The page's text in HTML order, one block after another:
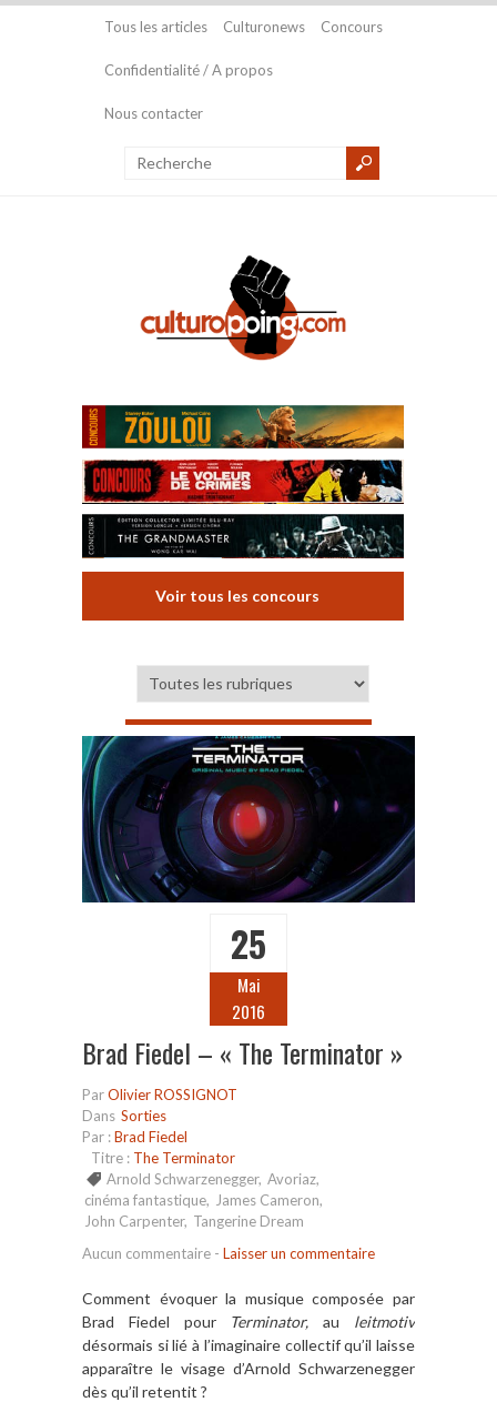
Tous les articles Culturonews Concours
Confidentialité / A propos
Nous contacter
Voir tous les concours
25
Mai
2016
Brad Fiedel – « The Terminator »
ParOlivier ROSSIGNOT
Dans Sorties
Par :Brad Fiedel
Titre : The Terminator
Arnold Schwarzenegger, Avoriaz,
cinéma fantastique, James Cameron,
John Carpenter, Tangerine Dream
Aucun commentaire - Laisser un commentaire
Comment évoquer la musique composée par
Brad Fiedel pour Terminator, au leitmotiv
désormais si lié à l’imaginaire collectif qu’il laisse
apparaître le visage d’Arnold Schwarzenegger
dès qu’il retentit ?